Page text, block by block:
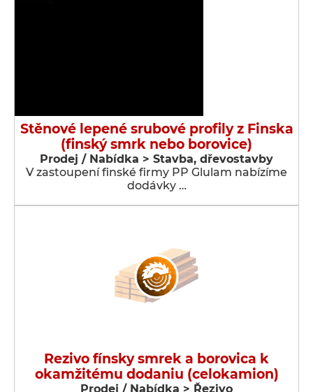
Stěnové lepené srubové profily z Finska
(finský smrk nebo borovice)
Prodej / Nabídka > Stavba, dřevostavby
V zastoupení finské firmy PP Glulam nabízíme
dodávky …
Rezivo fínsky smrek a borovica k
okamžitému dodaniu (celokamion)
Prodej / Nabídka > Řezivo